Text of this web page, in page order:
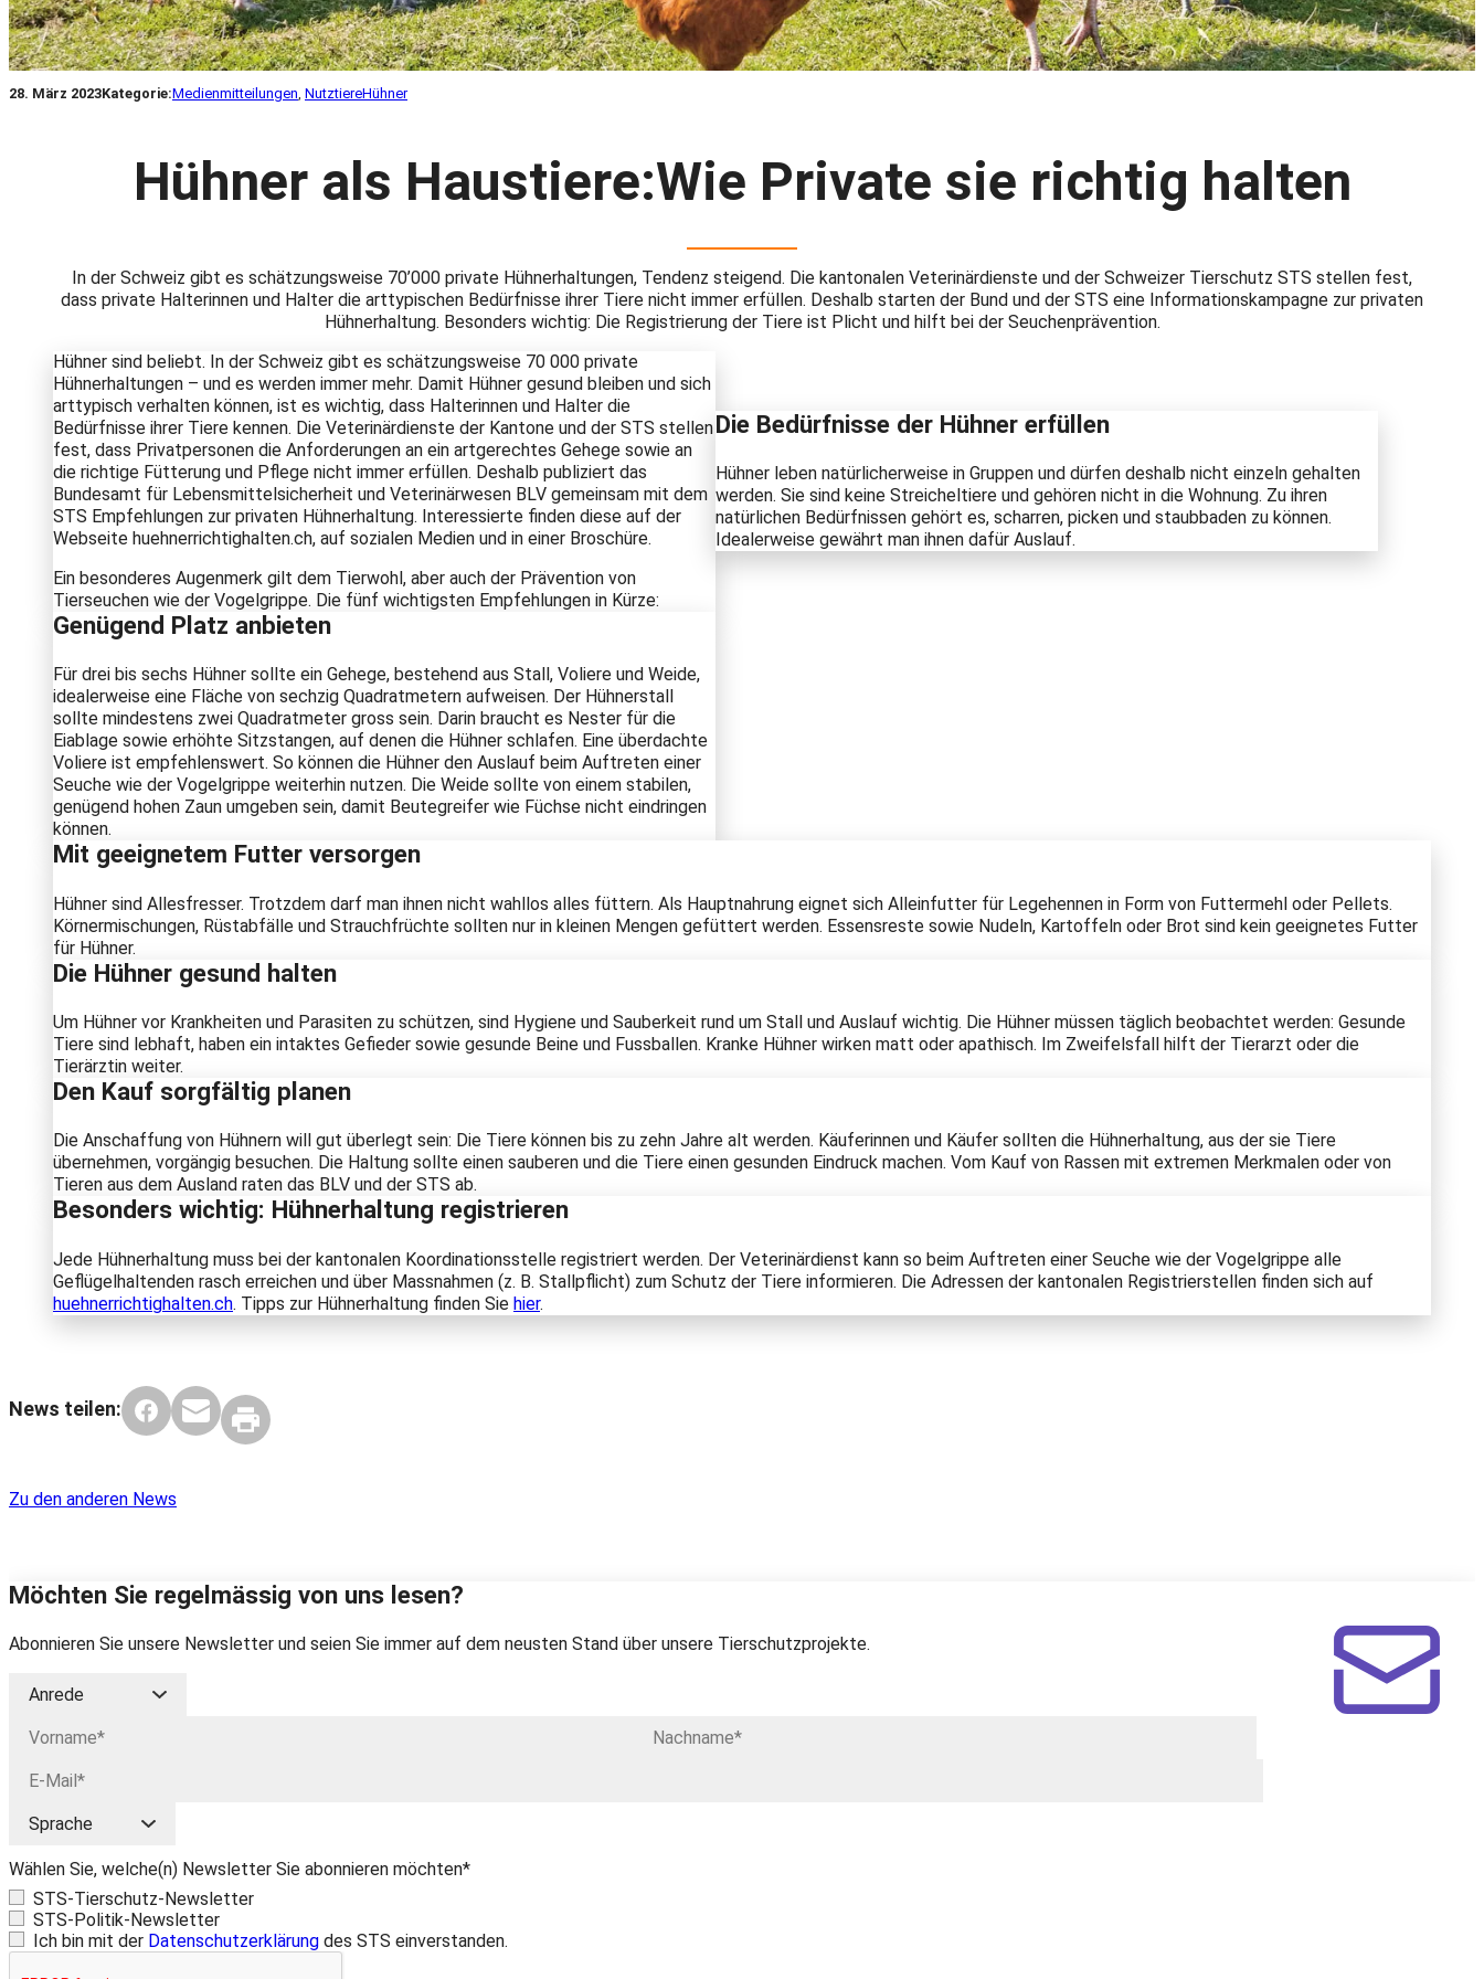
28. März 2023Kategorie:Medienmitteilungen NutztiereHühner
Hühner als Haustiere:Wie Private sie richtig halten
In der Schweiz gibt es schätzungsweise 70’000 private Hühnerhaltungen, Tendenz steigend. Die kantonalen Veterinärdienste und der Schweizer Tierschutz STS stellen fest,
dass private Halterinnen und Halter die arttypischen Bedürfnisse ihrer Tiere nicht immer erfüllen. Deshalb starten der Bund und der STS eine Informationskampagne zur privaten
Hühnerhaltung. Besonders wichtig: Die Registrierung der Tiere ist Plicht und hilft bei der Seuchenprävention.
Hühner sind beliebt. In der Schweiz gibt es schätzungsweise 70 000 private
Hühnerhaltungen – und es werden immer mehr. Damit Hühner gesund bleiben und sich
arttypisch verhalten können, ist es wichtig, dass Halterinnen und Halter die
Bedürfnisse ihrer Tiere kennen. Die Veterinärdienste der Kantone und der STS stellen
fest, dass Privatpersonen die Anforderungen an ein artgerechtes Gehege sowie an
die richtige Fütterung und Pflege nicht immer erfüllen. Deshalb publiziert das
Bundesamt für Lebensmittelsicherheit und Veterinärwesen BLV gemeinsam mit dem
STS Empfehlungen zur privaten Hühnerhaltung. Interessierte finden diese auf der
Webseite huehnerrichtighalten.ch, auf sozialen Medien und in einer Broschüre.
Ein besonderes Augenmerk gilt dem Tierwohl, aber auch der Prävention von
Tierseuchen wie der Vogelgrippe. Die fünf wichtigsten Empfehlungen in Kürze:
Die Bedürfnisse der Hühner erfüllen
Hühner leben natürlicherweise in Gruppen und dürfen deshalb nicht einzeln gehalten
werden. Sie sind keine Streicheltiere und gehören nicht in die Wohnung. Zu ihren
natürlichen Bedürfnissen gehört es, scharren, picken und staubbaden zu können.
Idealerweise gewährt man ihnen dafür Auslauf.
Genügend Platz anbieten
Für drei bis sechs Hühner sollte ein Gehege, bestehend aus Stall, Voliere und Weide,
idealerweise eine Fläche von sechzig Quadratmetern aufweisen. Der Hühnerstall
sollte mindestens zwei Quadratmeter gross sein. Darin braucht es Nester für die
Eiablage sowie erhöhte Sitzstangen, auf denen die Hühner schlafen. Eine überdachte
Voliere ist empfehlenswert. So können die Hühner den Auslauf beim Auftreten einer
Seuche wie der Vogelgrippe weiterhin nutzen. Die Weide sollte von einem stabilen,
genügend hohen Zaun umgeben sein, damit Beutegreifer wie Füchse nicht eindringen
können.
Mit geeignetem Futter versorgen
Hühner sind Allesfresser. Trotzdem darf man ihnen nicht wahllos alles füttern. Als Hauptnahrung eignet sich Alleinfutter für Legehennen in Form von Futtermehl oder Pellets.
Körnermischungen, Rüstabfälle und Strauchfrüchte sollten nur in kleinen Mengen gefüttert werden. Essensreste sowie Nudeln, Kartoffeln oder Brot sind kein geeignetes Futter
für Hühner.
Die Hühner gesund halten
Um Hühner vor Krankheiten und Parasiten zu schützen, sind Hygiene und Sauberkeit rund um Stall und Auslauf wichtig. Die Hühner müssen täglich beobachtet werden: Gesunde
Tiere sind lebhaft, haben ein intaktes Gefieder sowie gesunde Beine und Fussballen. Kranke Hühner wirken matt oder apathisch. Im Zweifelsfall hilft der Tierarzt oder die
Tierärztin weiter.
Den Kauf sorgfältig planen
Die Anschaffung von Hühnern will gut überlegt sein: Die Tiere können bis zu zehn Jahre alt werden. Käuferinnen und Käufer sollten die Hühnerhaltung, aus der sie Tiere
übernehmen, vorgängig besuchen. Die Haltung sollte einen sauberen und die Tiere einen gesunden Eindruck machen. Vom Kauf von Rassen mit extremen Merkmalen oder von
Tieren aus dem Ausland raten das BLV und der STS ab.
Besonders wichtig: Hühnerhaltung registrieren
Jede Hühnerhaltung muss bei der kantonalen Koordinationsstelle registriert werden. Der Veterinärdienst kann so beim Auftreten einer Seuche wie der Vogelgrippe alle
Geflügelhaltenden rasch erreichen und über Massnahmen (z. B. Stallpflicht) zum Schutz der Tiere informieren. Die Adressen der kantonalen Registrierstellen finden sich auf
huehnerrichtighalten.ch. Tipps zur Hühnerhaltung finden Sie hier.
News teilen:
Zu den anderen News
Möchten Sie regelmässig von uns lesen?
Abonnieren Sie unsere Newsletter und seien Sie immer auf dem neusten Stand über unsere Tierschutzprojekte.
Wählen Sie, welche(n) Newsletter Sie abonnieren möchten*
STS-Tierschutz-Newsletter
STS-Politik-Newsletter
Ich bin mit der Datenschutzerklärung des STS einverstanden.